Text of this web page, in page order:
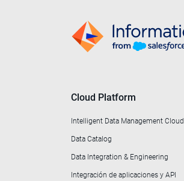
Cloud Platform
Intelligent Data Management Cloud
Data Catalog
Data Integration & Engineering
Integración de aplicaciones y API